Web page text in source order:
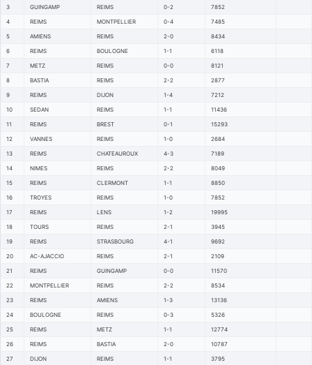
3 GUINGAMP REIMS 0-2 7852
4 REIMS MONTPELLIER 0-4 7485
5 AMIENS REIMS 2-0 8434
6 REIMS BOULOGNE 1-1 6118
7 METZ REIMS 0-0 8121
8 BASTIA REIMS 2-2 2877
9 REIMS DIJON 1-4 7212
10 SEDAN REIMS 1-1 11436
11 REIMS BREST 0-1 15293
12 VANNES REIMS 1-0 2684
13 REIMS CHATEAUROUX 4-3 7189
14 NIMES REIMS 2-2 8049
15 REIMS CLERMONT 1-1 8850
16 TROYES REIMS 1-0 7852
17 REIMS LENS 1-2 19995
18 TOURS REIMS 2-1 3945
19 REIMS STRASBOURG 4-1 9692
20 AC-AJACCIO REIMS 2-1 2109
21 REIMS GUINGAMP 0-0 11570
22 MONTPELLIER REIMS 2-2 8534
23 REIMS AMIENS 1-3 13136
24 BOULOGNE REIMS 0-3 5326
25 REIMS METZ 1-1 12774
26 REIMS BASTIA 2-0 10787
27 DIJON REIMS 1-1 3795